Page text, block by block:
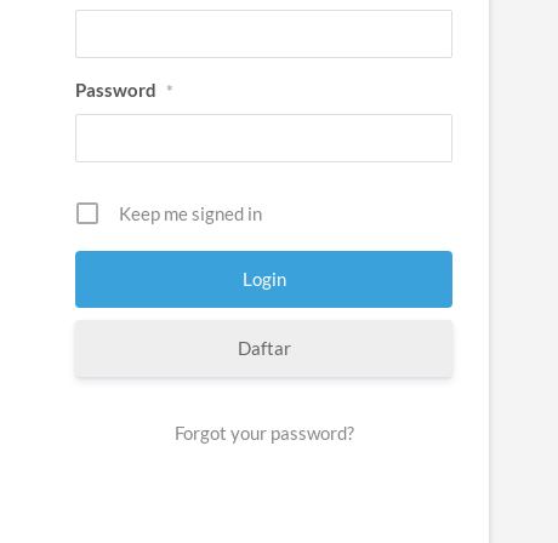
Password *
Keep me signed in
Daftar
Forgot your password?